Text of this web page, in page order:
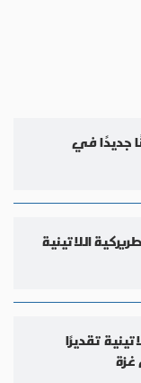
جديدًا في
اللاتينية
تقديرًا